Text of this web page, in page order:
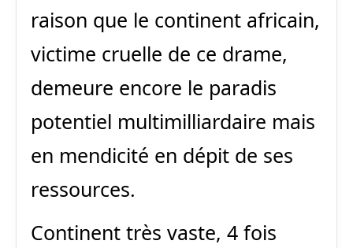
raison que le continent africain,
victime cruelle de ce drame,
demeure encore le paradis
potentiel multimilliardaire mais
en mendicité en dépit de ses
ressources.
Continent très vaste, 4 fois